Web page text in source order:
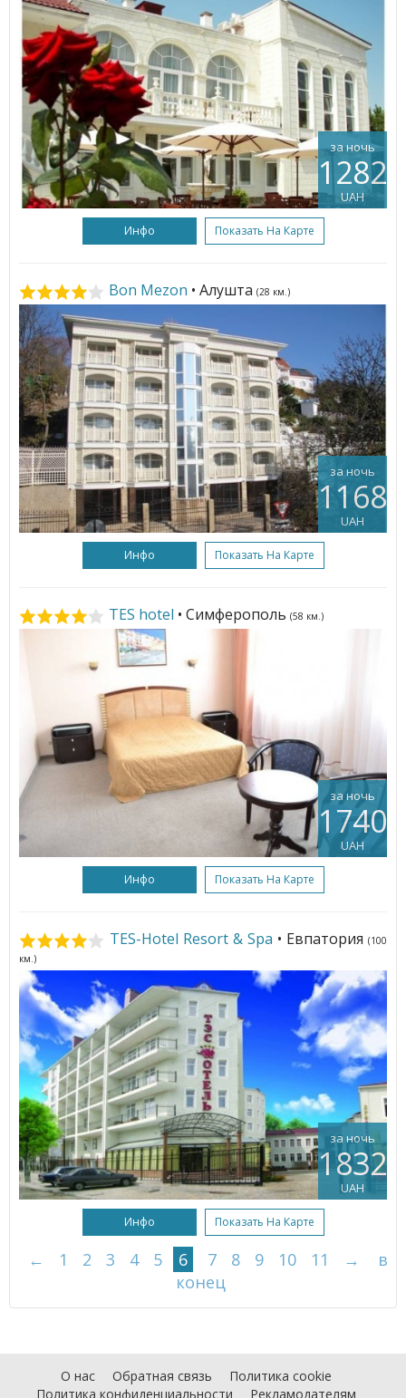
за ночь
1282
UAH
Инфо Показать На Карте
Bon Mezon • Алушта (28 км.)
за ночь
1168
UAH
Инфо Показать На Карте
TES hotel • Симферополь (58 км.)
за ночь
1740
UAH
Инфо Показать На Карте
TES-Hotel Resort & Spa • Евпатория (100
км.)
за ночь
1832
UAH
Инфо Показать На Карте
← 1 2 3 4 5 6 7 8 9 10 11 →
в
конец
О нас Обратная связь
Политика cookie
Политика конфиденциальности
Рекламодателям